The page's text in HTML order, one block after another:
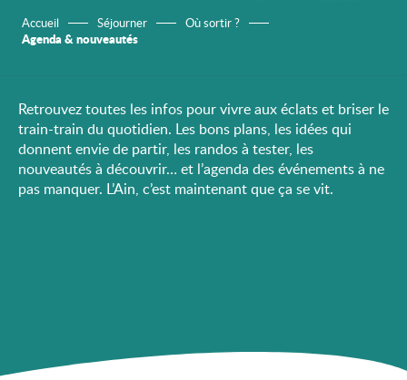
Accueil Séjourner Où sortir ?
Agenda & nouveautés
Retrouvez toutes les infos pour vivre aux éclats et briser le
train-train du quotidien. Les bons plans, les idées qui
donnent envie de partir, les randos à tester, les
nouveautés à découvrir… et l’agenda des événements à ne
pas manquer. L’Ain, c’est maintenant que ça se vit.